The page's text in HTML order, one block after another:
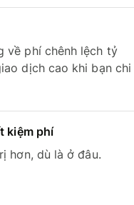
về phí chênh lệch tỷ
dịch cao khi bạn chi
kiệm phí
hơn, dù là ở đâu.